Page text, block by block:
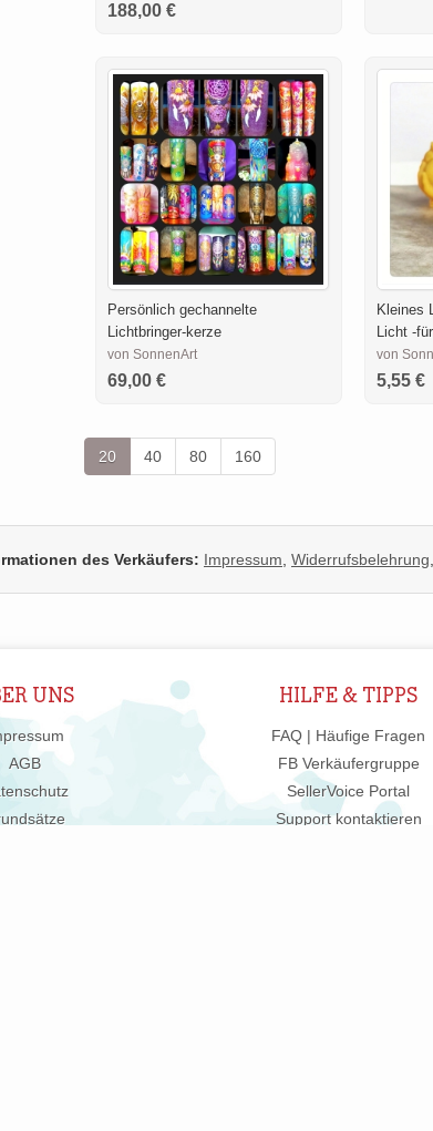
188,00 €
Persönlich gechannelte
Lichtbringer-kerze
von SonnenArt
69,00 €
Kleines
Licht -
von
5,55 €
20 40 80 160
des Verkäufers: Impressum Widerrufsbelehrung
UNS
AGB
HILFE & TIPPS
FAQ | Häufige Fragen
FB Verkäufergruppe
SellerVoice Portal
Support kontaktieren